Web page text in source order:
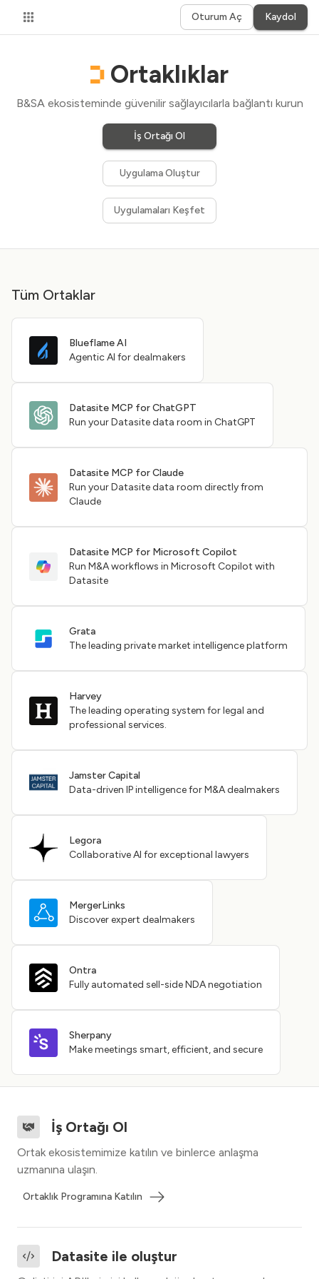
Oturum Aç Kaydol
Ortaklıklar
B&SA ekosisteminde güvenilir sağlayıcılarla bağlantı kurun
İş Ortağı Ol
Uygulama Oluştur
Uygulamaları Keşfet
Tüm Ortaklar
Blueflame AI
Agentic AI for dealmakers
Datasite MCP for ChatGPT
Run your Datasite data room in ChatGPT
Datasite MCP for Claude
Run your Datasite data room directly from
Claude
Datasite MCP for Microsoft Copilot
Run M&A workflows in Microsoft Copilot with
Datasite
Grata
The leading private market intelligence platform
Harvey
The leading operating system for legal and
professional services.
Jamster Capital
Data-driven IP intelligence for M&A dealmakers
Legora
Collaborative AI for exceptional lawyers
MergerLinks
Discover expert dealmakers
Ontra
Fully automated sell-side NDA negotiation
Sherpany
Make meetings smart, efficient, and secure
İş Ortağı Ol
Ortak ekosistemimize katılın ve binlerce anlaşma
uzmanına ulaşın.
Ortaklık Programına Katılın
Datasite ile oluştur